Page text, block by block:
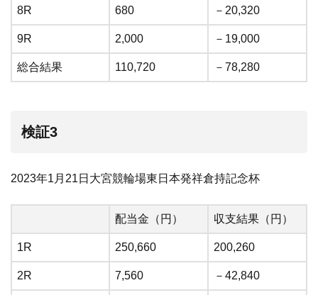
8R 680 －20,320
9R 2,000 －19,000
総合結果 110,720 －78,280
検証3
2023年1月21日大宮競輪場東日本発祥倉持記念杯
配当金（円） 収支結果（円）
1R 250,660 200,260
2R 7,560 －42,840